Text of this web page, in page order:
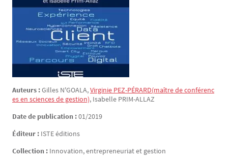
Auteurs :Gilles N'GOALA,Virginie PEZ-PÉRARD(maître de conférenc
es en sciences de gestion), Isabelle PRIM-ALLAZ
Date de publication :01/2019
Éditeur : ISTE éditions
Collection : Innovation, entrepreneuriat et gestion